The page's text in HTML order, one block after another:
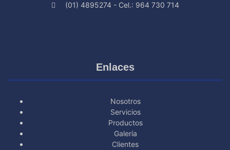
(01) 4895274 - Cel.: 964 730 714
Enlaces
Nosotros
Servicios
Productos
Galería
Clientes